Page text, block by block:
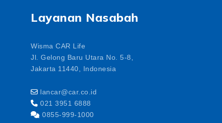
Layanan Nasabah
Wisma CAR Life
Jl. Gelong Baru Utara No. 5-8,
Jakarta 11440, Indonesia
lancar@car.co.id
021 3951 6888
0855-999-1000